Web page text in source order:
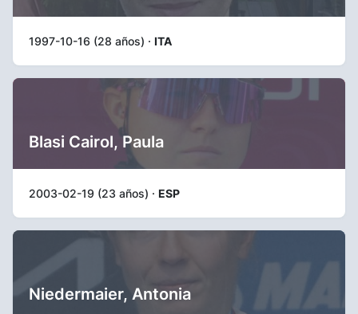
1997-10-16 (28 años) · ITA
Blasi Cairol, Paula
2003-02-19 (23 años) · ESP
Niedermaier, Antonia